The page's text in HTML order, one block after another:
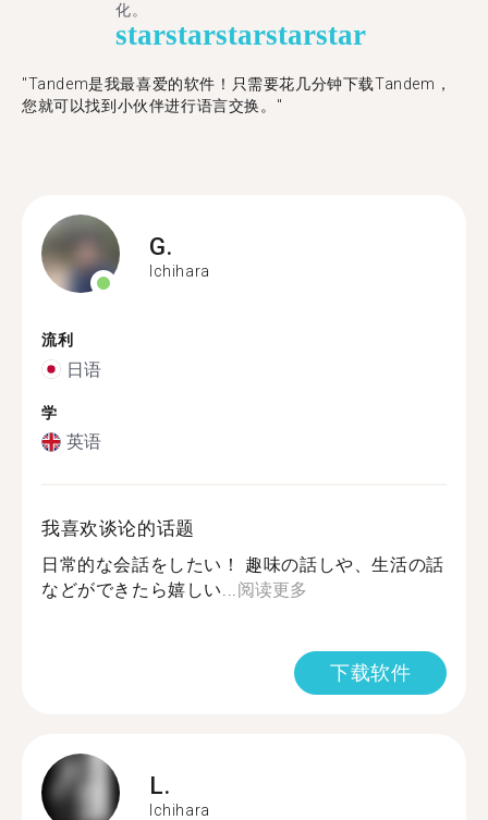
化。
starstarstarstarstar
"Tandem是我最喜爱的软件！只需要花几分钟下载Tandem，
您就可以找到小伙伴进行语言交换。"
G.
Ichihara
流利
日语
学
英语
我喜欢谈论的话题
日常的な会話をしたい！ 趣味の話しや、生活の話
などができたら嬉しい...阅读更多
下载软件
L.
Ichihara